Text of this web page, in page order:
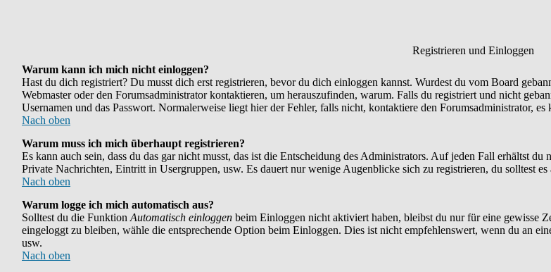
Registrieren und Einloggen
Warum kann ich mich nicht einloggen?
Hast du dich registriert? Du musst dich erst registrieren, bevor du dich einloggen kannst. Wurdest du vom Board
Webmaster oder den Forumsadministrator kontaktieren, um herauszufinden, warum. Falls du registriert und nicht
Usernamen und das Passwort. Normalerweise liegt hier der Fehler, falls nicht, kontaktiere den Forumsadministrator,
Nach oben
Warum muss ich mich überhaupt registrieren?
Es kann auch sein, dass du das gar nicht musst, das ist die Entscheidung des Administrators. Auf jeden Fall erhältst
Private Nachrichten, Eintritt in Usergruppen, usw. Es dauert nur wenige Augenblicke sich zu registrieren, du solltest es
Nach oben
Warum logge ich mich automatisch aus?
Solltest du die Funktion Automatisch einloggen beim Einloggen nicht aktiviert haben, bleibst du nur für eine gewisse
eingeloggt zu bleiben, wähle die entsprechende Option beim Einloggen. Dies ist nicht empfehlenswert, wenn du an
usw.
Nach oben